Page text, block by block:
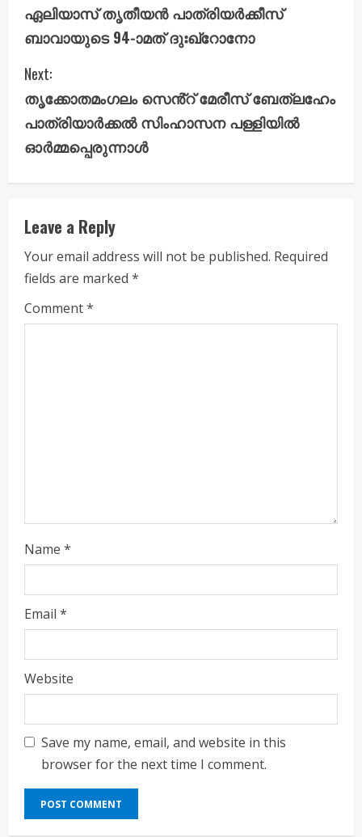
n
t
i
n
R
e
a
ഏലിയാസ് തൃതീയൻ പാത്രിയർക്കീസ്
ബാവായുടെ 94-ാമത് ദുഃഖ്റോനോ
Next:
തൃക്കോതമംഗലം സെൻ്റ് മേരീസ് ബേത്‌ലഹേം
പാത്രിയാർക്കൽ സിംഹാസന പള്ളിയിൽ
ഓർമ്മപ്പെരുന്നാൾ
Leave a Reply
Your email address will not be published. Required
fields are marked *
Comment*
Name *
Email *
Website
Save my name, email, and website in this
browser for the next time I comment.